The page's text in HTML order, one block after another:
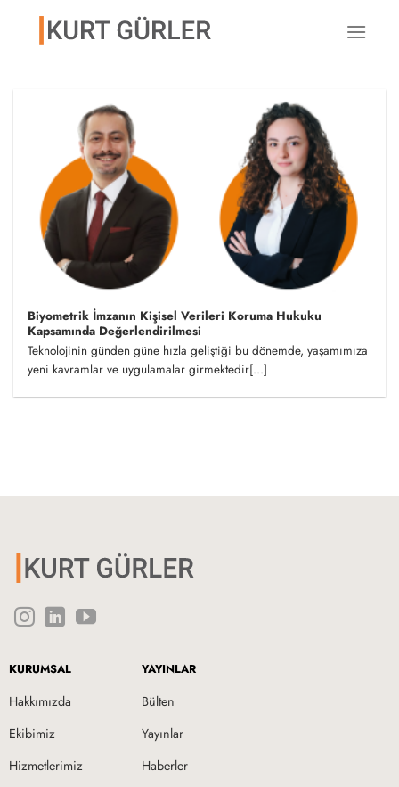
Biyometrik İmzanın Kişisel Verileri Koruma Hukuku
Kapsamında Değerlendirilmesi
Teknolojinin günden güne hızla geliştiği bu dönemde, yaşamımıza
yeni kavramlar ve uygulamalar girmektedir[...]
KURUMSAL
Hakkımızda
Ekibimiz
Hizmetlerimiz
YAYINLAR
Bülten
Yayınlar
Haberler